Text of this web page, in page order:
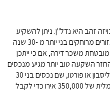
זהב היא נדל"ן. ניתן להשקיע
מינימום של 280,000 אירו לנכסים באזורים מרוחקים בני יותר מ -30 שנה
משכר דירה, אם כי ייתכן
השקעה טוב יותר מגיע מנכסים
באחת הערים הגדולות בפורטוגל, כמו ליסבון או פורטו, שם נכסים בני 30
הזקוקים לשיפוץ דורשים השקעה מינימלית של 350,000 אירו כדי לקבל